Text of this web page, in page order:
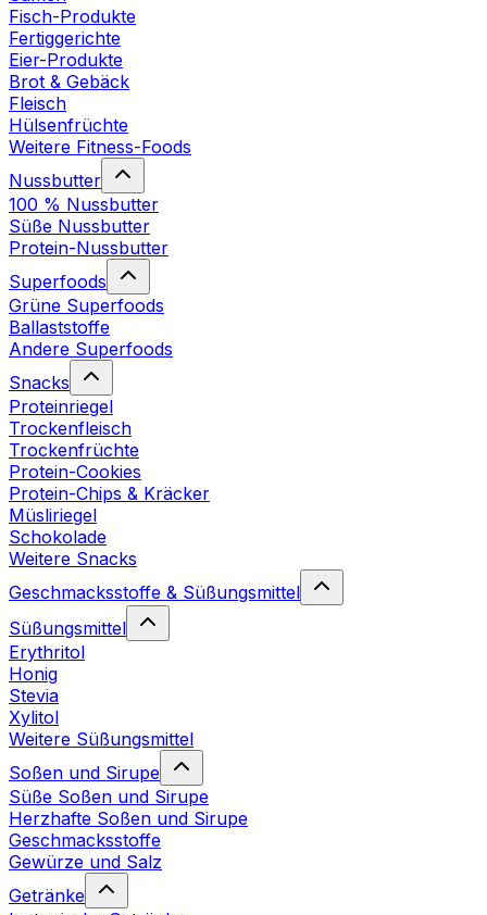
Fisch-Produkte
Fertiggerichte
Eier-Produkte
Brot & Gebäck
Fleisch
Hülsenfrüchte
Weitere Fitness-Foods
Nussbutter
100 % Nussbutter
Süße Nussbutter
Protein-Nussbutter
Superfoods
Grüne Superfoods
Ballaststoffe
Andere Superfoods
Snacks
Proteinriegel
Trockenfleisch
Trockenfrüchte
Protein-Cookies
Protein-Chips & Kräcker
Müsliriegel
Schokolade
Weitere Snacks
Geschmacksstoffe & Süßungsmittel
Süßungsmittel
Erythritol
Honig
Stevia
Xylitol
Weitere Süßungsmittel
Soßen und Sirupe
Süße Soßen und Sirupe
Herzhafte Soßen und Sirupe
Geschmacksstoffe
Gewürze und Salz
Getränke